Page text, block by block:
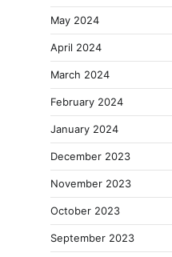
May 2024
April 2024
March 2024
February 2024
January 2024
December 2023
November 2023
October 2023
September 2023